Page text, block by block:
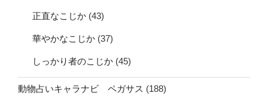
正直なこじか (43)
華やかなこじか (37)
しっかり者のこじか (45)
動物占いキャラナビ ペガサス (188)